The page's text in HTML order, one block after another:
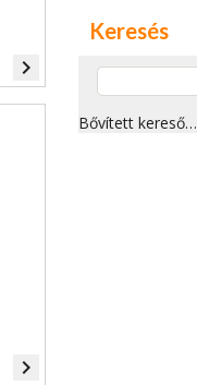
navigate_next
navigate_next
Keresés
Bővített kereső…